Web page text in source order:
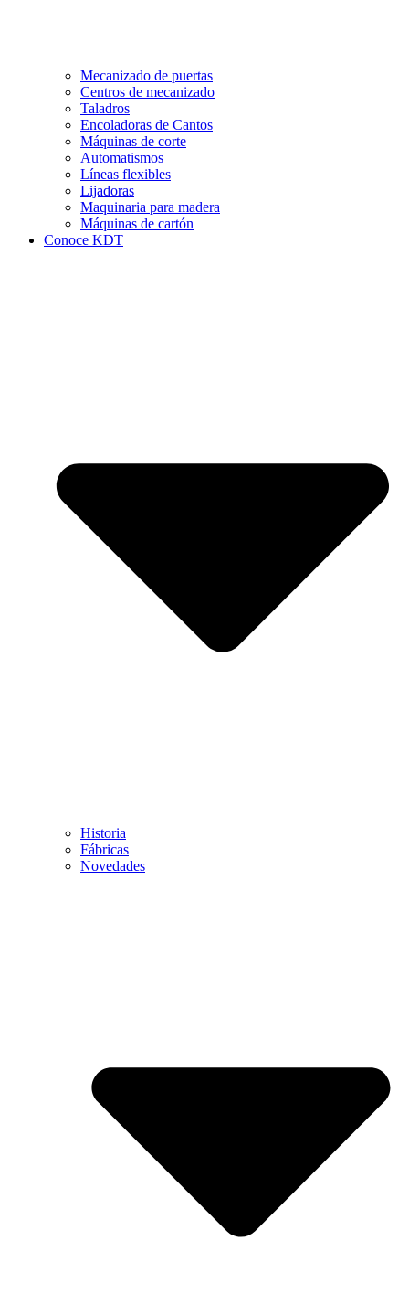
Mecanizado de puertas
Centros de mecanizado
Taladros
Encoladoras de Cantos
Máquinas de corte
Automatismos
Líneas flexibles
Lijadoras
Maquinaria para madera
Máquinas de cartón
Conoce KDT
Historia
Fábricas
Novedades